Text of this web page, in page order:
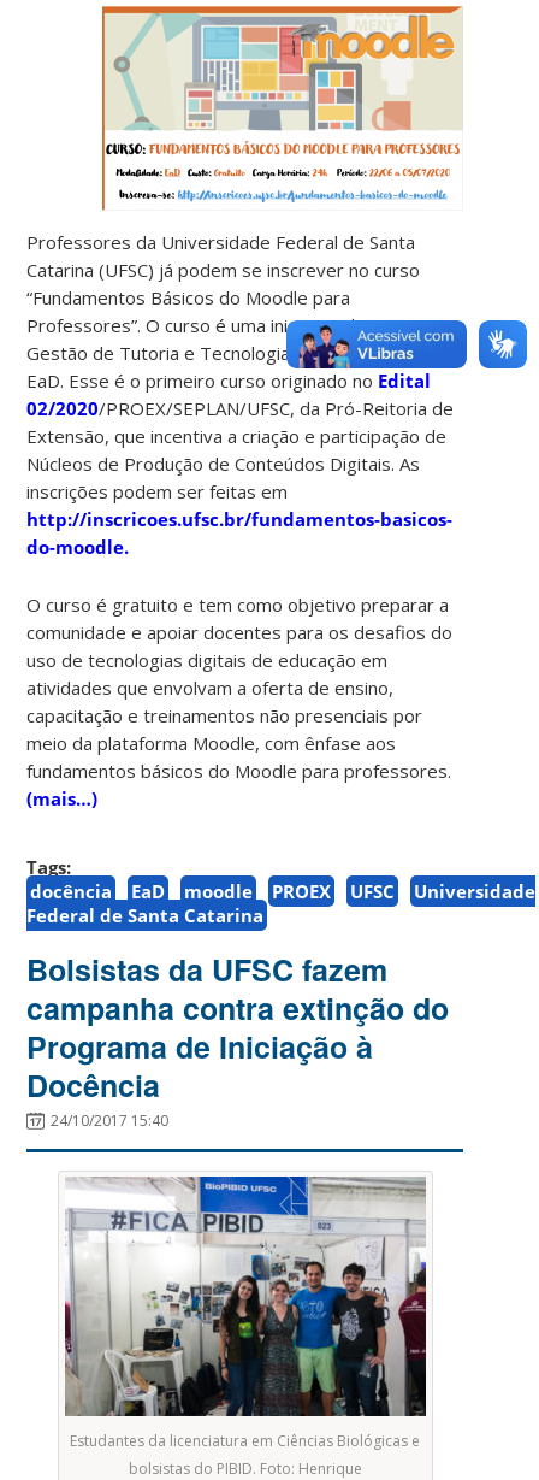
Professores da Universidade Federal de Santa
Catarina (UFSC) já podem se inscrever no curso
“Fundamentos Básicos do Moodle para
Professores”. O curso é uma iniciativa da equipe
Gestão de Tutoria e Tecnologias Educacionais em
EaD. Esse é o primeiro curso originado no Edital
02/2020/PROEX/SEPLAN/UFSC, da Pró-Reitoria de
Extensão, que incentiva a criação e participação de
Núcleos de Produção de Conteúdos Digitais. As
inscrições podem ser feitas em
http://inscricoes.ufsc.br/fundamentos-basicos-
do-moodle.
O curso é gratuito e tem como objetivo preparar a
comunidade e apoiar docentes para os desafios do
uso de tecnologias digitais de educação em
atividades que envolvam a oferta de ensino,
capacitação e treinamentos não presenciais por
meio da plataforma Moodle, com ênfase aos
fundamentos básicos do Moodle para professores.
(mais…)
Tags:
docência
EaD moodle PROEX UFSC
Universidade
Federal de Santa Catarina
Bolsistas da UFSC fazem
campanha contra extinção do
Programa de Iniciação à
Docência
24/10/2017 15:40
Estudantes da licenciatura em Ciências Biológicas e
bolsistas do PIBID. Foto: Henrique